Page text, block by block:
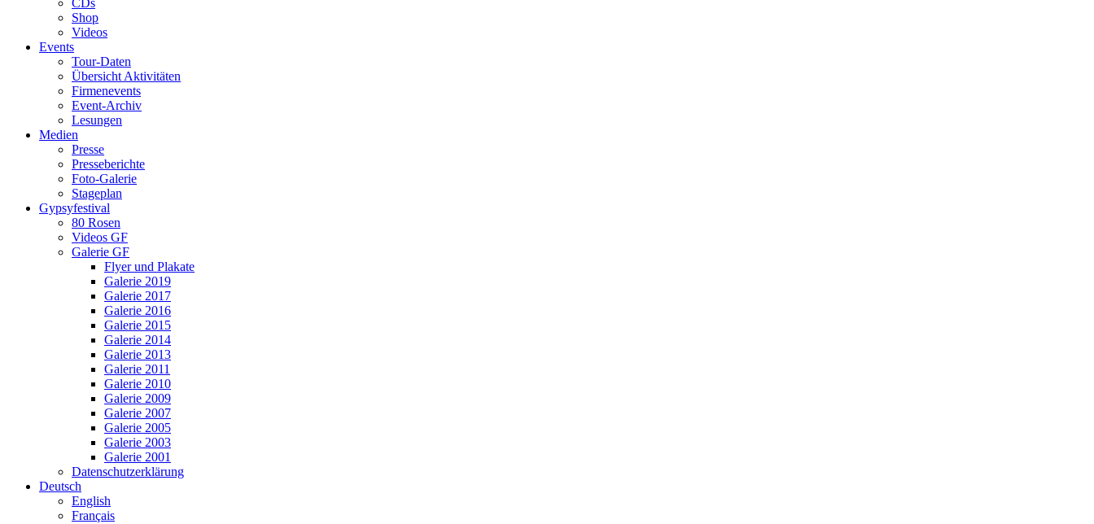
CDs
Shop
Videos
Events
Tour-Daten
Übersicht Aktivitäten
Firmenevents
Event-Archiv
Lesungen
Medien
Presse
Presseberichte
Foto-Galerie
Stageplan
Gypsyfestival
80 Rosen
Videos GF
Galerie GF
Flyer und Plakate
Galerie 2019
Galerie 2017
Galerie 2016
Galerie 2015
Galerie 2014
Galerie 2013
Galerie 2011
Galerie 2010
Galerie 2009
Galerie 2007
Galerie 2005
Galerie 2003
Galerie 2001
Datenschutzerklärung
Deutsch
English
Français